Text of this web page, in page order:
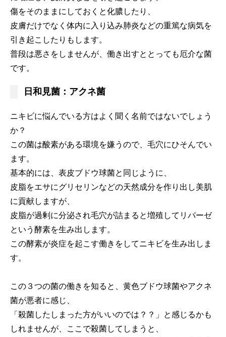
傷をそのままにしておくと化膿したり、
皮膚だけでなく体内に入り込み肺炎などの重篤な病気を
引き起こしたりもします。
普段は悪さをしませんが、働き出すととっても厄介な菌
です。
日和見菌：アクネ菌
ニキビに悩んでいる方はよく聞く名前ではないでしょう
か？
この菌は酸素がある環境を嫌うので、毛穴にひそんでい
ます。
基本的には、表皮ブドウ球菌と同じように、
皮脂をエサにグリセリンなどの天然成分を作り出し美肌
に貢献しますが、
皮脂が過剰に分泌され毛穴が詰まると増殖してリパーゼ
という酵素を生み出します。
この酵素が炎症を起こす働きをしてニキビを生み出しま
す。
この３つの菌の働きを知ると、黄色ブドウ球菌やアクネ
菌が悪者に感じ、
「殺菌したしまった方がいいのでは？？」と感じるかも
しれませんが、ここで殺菌してしまうと、